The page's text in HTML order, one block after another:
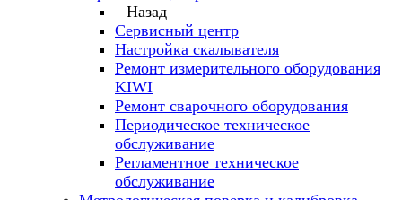
Назад
Сервисный центр
Настройка скалывателя
Ремонт измерительного оборудования
KIWI
Ремонт сварочного оборудования
Периодическое техническое
обслуживание
Регламентное техническое
обслуживание